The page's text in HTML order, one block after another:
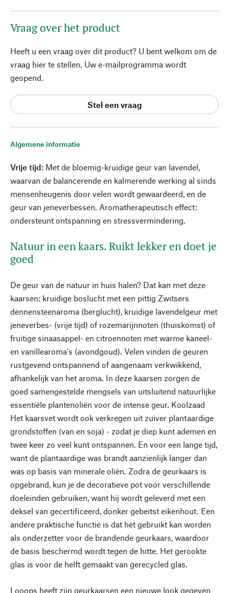
Algemene informatie
Vrije tijd: Met de bloemig-kruidige geur van lavendel,
waarvan de balancerende en kalmerende werking al sinds
mensenheugenis door velen wordt gewaardeerd, en de
geur van jeneverbessen. Aromatherapeutisch effect:
ondersteunt ontspanning en stressvermindering.
Natuur in een kaars. Ruikt lekker en doet je
goed
De geur van de natuur in huis halen? Dat kan met deze
kaarsen: kruidige boslucht met een pittig Zwitsers
dennensteenaroma (berglucht), kruidige lavendelgeur met
jeneverbes- (vrije tijd) of rozemarijnnoten (thuiskomst) of
fruitige sinaasappel- en citroennoten met warme kaneel-
en vanillearoma's (avondgoud). Velen vinden de geuren
rustgevend ontspannend of aangenaam verkwikkend,
afhankelijk van het aroma. In deze kaarsen zorgen de
goed samengestelde mengsels van uitsluitend natuurlijke
essentiële plantenoliën voor de intense geur. Koolzaad
Het kaarsvet wordt ook verkregen uit zuiver plantaardige
grondstoffen (van en soja) - zodat je diep kunt ademen en
twee keer zo veel kunt ontspannen. En voor een lange tijd,
want de plantaardige was brandt aanzienlijk langer dan
was op basis van minerale oliën. Zodra de geurkaars is
opgebrand, kun je de decoratieve pot voor verschillende
doeleinden gebruiken, want hij wordt geleverd met een
deksel van gecertificeerd, donker gebeitst eikenhout. Een
andere praktische functie is dat het gebruikt kan worden
als onderzetter voor de brandende geurkaars, waardoor
de basis beschermd wordt tegen de hitte. Het gerookte
glas is voor de helft gemaakt van gerecycled glas.
Looops heeft zijn geurkaarsen een nieuwe look gegeven
Vraag over het product
Heeft u een vraag over dit product? U bent welkom om de
vraag hier te stellen. Uw e-mailprogramma wordt
geopend.
Stel een vraag